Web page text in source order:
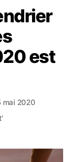
est
mai 2020